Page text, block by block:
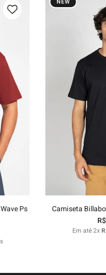
Ps
NEW
P
Camiseta
R$
Em até2x